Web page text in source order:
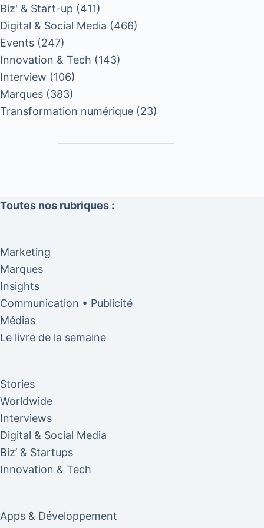
Biz' & Start-up (411)
Digital & Social Media (466)
Events (247)
Innovation & Tech (143)
Interview (106)
Marques (383)
Transformation numérique (23)
Toutes nos rubriques :
Marketing
Marques
Insights
Communication • Publicité
Médias
Le livre de la semaine
Stories
Worldwide
Interviews
Digital & Social Media
Biz’ & Startups
Innovation & Tech
Apps & Développement